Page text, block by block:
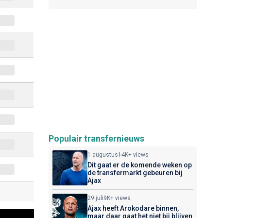
Populair transfernieuws
1 augustus14K+ views
Dit gaat er de komende weken op
de transfermarkt gebeuren bij
Ajax
29 juli9K+ views
Ajax heeft Arokodare binnen,
maar daar gaat het niet bij blijven